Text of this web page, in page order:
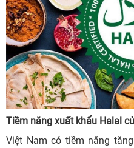
Tiềm năng xuất khẩu Halal
Việt Nam có tiềm năng